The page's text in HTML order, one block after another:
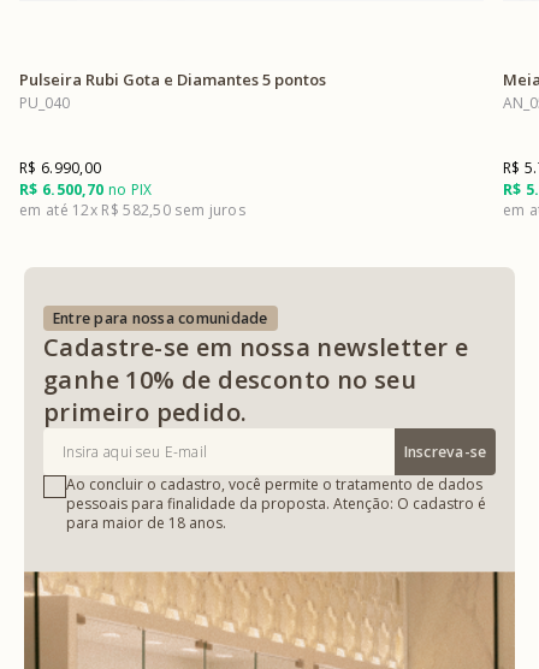
Pulseira Rubi Gota e Diamantes 5 pontos
PU_040
R$ 6.500,70 no PIX
R$ 6.990,00
12x R$ 582,50
R$
R$
Entre para nossa comunidade
Cadastre-se em nossa newsletter e
ganhe 10% de desconto no seu
primeiro pedido.
Inscreva-se
Ao concluir o cadastro, você permite o tratamento de dados
pessoais para finalidade da proposta. Atenção: O cadastro é
para maior de 18 anos.